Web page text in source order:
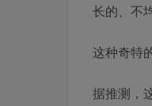
长的、不
这种奇特
据推测，